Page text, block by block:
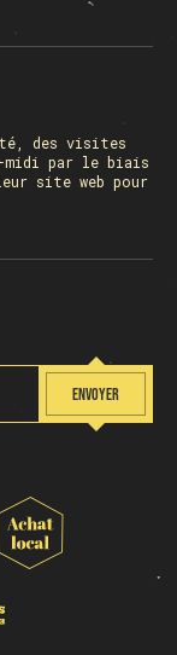
des visites
midi par le biais
site web pour
ENVOYER